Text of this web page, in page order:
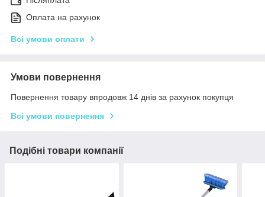
Оплата на рахунок
Всі умови оплати
Умови повернення
Повернення товару впродовж 14 днів за рахунок покупця
Всі умови повернення
Подібні товари компанії